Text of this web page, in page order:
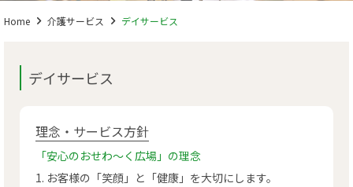
医療機器等製品
介護サービス
人材サービス
Home 介護サービス デイサービス
デイサービス
理念・サービス方針
「安心のおせわ～く広場」の理念
お客様の「笑顔」と「健康」を大切にします。